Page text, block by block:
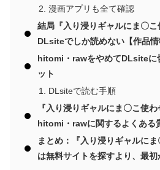
漫画アプリも全て確認
結局『入り浸りギャルにま〇
DLsiteでしか読めない【作品情
hitomi・rawをやめてDLsiteに
ット
DLsiteで読む手順
『入り浸りギャルにま〇こ使
hitomi・rawに関するよくある
まとめ：『入り浸りギャルにま
は無料サイトを探すより、最